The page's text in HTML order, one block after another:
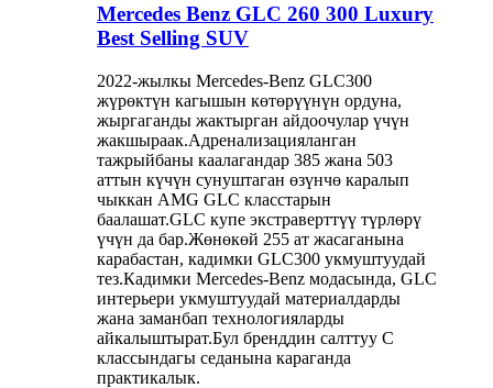
Mercedes Benz GLC 260 300 Luxury
Best Selling SUV
2022-жылкы Mercedes-Benz GLC300
жүрөктүн кагышын көтөрүүнүн ордуна,
жыргаганды жактырган айдоочулар үчүн
жакшыраак.Адренализацияланган
тажрыйбаны каалагандар 385 жана 503
аттын күчүн сунуштаган өзүнчө каралып
чыккан AMG GLC класстарын
баалашат.GLC купе экстраверттүү түрлөрү
үчүн да бар.Жөнөкөй 255 ат жасаганына
карабастан, кадимки GLC300 укмуштуудай
тез.Кадимки Mercedes-Benz модасында, GLC
интерьери укмуштуудай материалдарды
жана заманбап технологияларды
айкалыштырат.Бул бренддин салттуу C
классындагы седанына караганда
практикалык.